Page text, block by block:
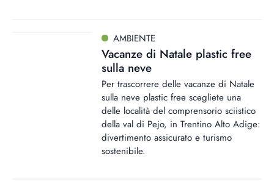
AMBIENTE
Vacanze di Natale plastic free
sulla neve
Per trascorrere delle vacanze di Natale
sulla neve plastic free scegliete una
delle località del comprensorio sciistico
della val di Pejo, in Trentino Alto Adige:
divertimento assicurato e turismo
sostenibile.